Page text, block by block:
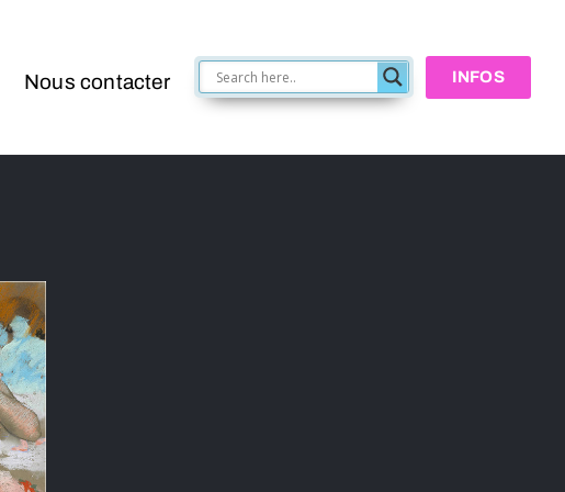
Nous contacter INFOS